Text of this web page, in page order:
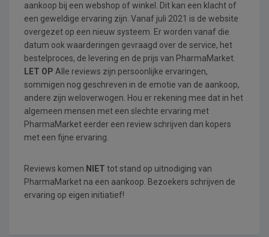
aankoop bij een webshop of winkel. Dit kan een klacht of
een geweldige ervaring zijn. Vanaf juli 2021 is de website
overgezet op een nieuw systeem. Er worden vanaf die
datum ook waarderingen gevraagd over de service, het
bestelproces, de levering en de prijs van PharmaMarket.
LET OP Alle reviews zijn persoonlijke ervaringen,
sommigen nog geschreven in de emotie van de aankoop,
andere zijn weloverwogen. Hou er rekening mee dat in het
algemeen mensen met een slechte ervaring met
PharmaMarket eerder een review schrijven dan kopers
met een fijne ervaring.
Reviews komen NIET tot stand op uitnodiging van
PharmaMarket na een aankoop. Bezoekers schrijven de
ervaring op eigen initiatief!